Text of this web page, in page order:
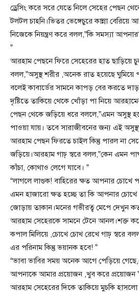
ড্রেসিং করে সরে যেতে নিলে সেহের পেছন
টলটল চাহনি।ভিতর ভেঙ্গেচুরে কান্না
নিজেকে নিয়ন্ত্রণ করে বলল,”কি সমস্যা
”
আরহাম পেছনে ফিরে সেহেরের হাত ছাড়িয়ে
বলল,”অসুস্থ শরীর ,অনেক রাত হয়েছে ঘুমিয়ে
বলেই কাবার্ডের সামনে কাপড় বের করতে
দৃষ্টিতে তাকিয়ে থেকে খোঁড়া পা নিয়ে
পেছন থেকে জড়িয়ে ধরে বললে,”এমন অসুস্থ
পাওয়া যায়। তবে সারাজীবনের জন্য এই
আরহাম পেছন ফিরতে চাইল কিন্তু পারল না
জড়িয়ে।আরহাম গাঢ় স্বরে বলল,”কেন এমন
কাঁচা, কোথাও লেগে যাবে। ”
“লাগলে লাগুক! বাহিরের ক্ষত আপনার চোখে
এমন হাজারো ক্ষত হচ্ছে তা কি আপনার
জোড়ায় তাকান।মনের গভীরত্ব মেপে দেখুন
আরহাম সেহেরকে সামনে টেনে আনল।শক্ত
কপাল মিলিয়ে ,চোখে চোখ রেখে গাঢ় স্বরে
এর পরিনাম কিন্তু ভয়ানক হবে! ”
“ভাবা ভাবির সময় অনেক আগে পেড়িয়ে
আপনাকে আমার প্রয়োজন ,খুব করে প্রয়োজন
আরহাম সেহেরের দিকে তাকিয়ে মুচকি